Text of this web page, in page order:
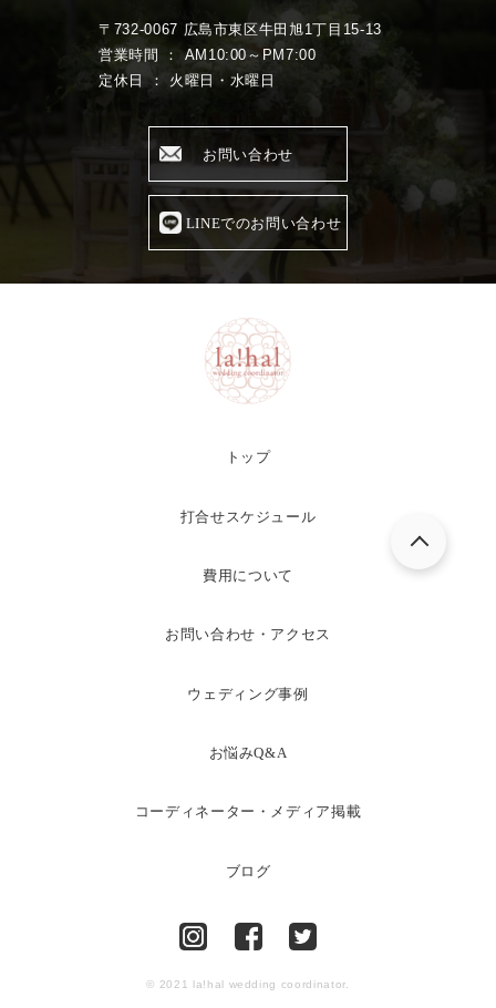
〒732-0067 広島市東区牛田旭1丁目15-13
営業時間 ： AM10:00～PM7:00
定休日 ： 火曜日・水曜日
お問い合わせ
LINEでのお問い合わせ
トップ
打合せスケジュール
費用について
お問い合わせ・アクセス
ウェディング事例
お悩みQ&A
コーディネーター・メディア掲載
ブログ
© 2021 la!hal wedding coordinator.